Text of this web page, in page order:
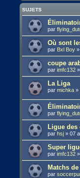
SUJETS
par
Où sont
par Bxl Boy
coupe
parimfc132 »
La Liga
parmichka »
par
Ligue des
parhsj »07
Super
parimfc132 »
Matchs
par